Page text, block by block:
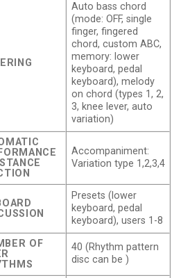
Auto bass chord
(mode: OFF, single
finger, fingered
chord, custom ABC,
memory: lower
keyboard, pedal
keyboard), melody
on chord (types 1, 2,
3, knee lever, auto
variation)
Accompaniment:
Variation type 1,2,3,4
Presets (lower
keyboard, pedal
keyboard), users 1-8
OF
40 (Rhythm pattern
disc can be )